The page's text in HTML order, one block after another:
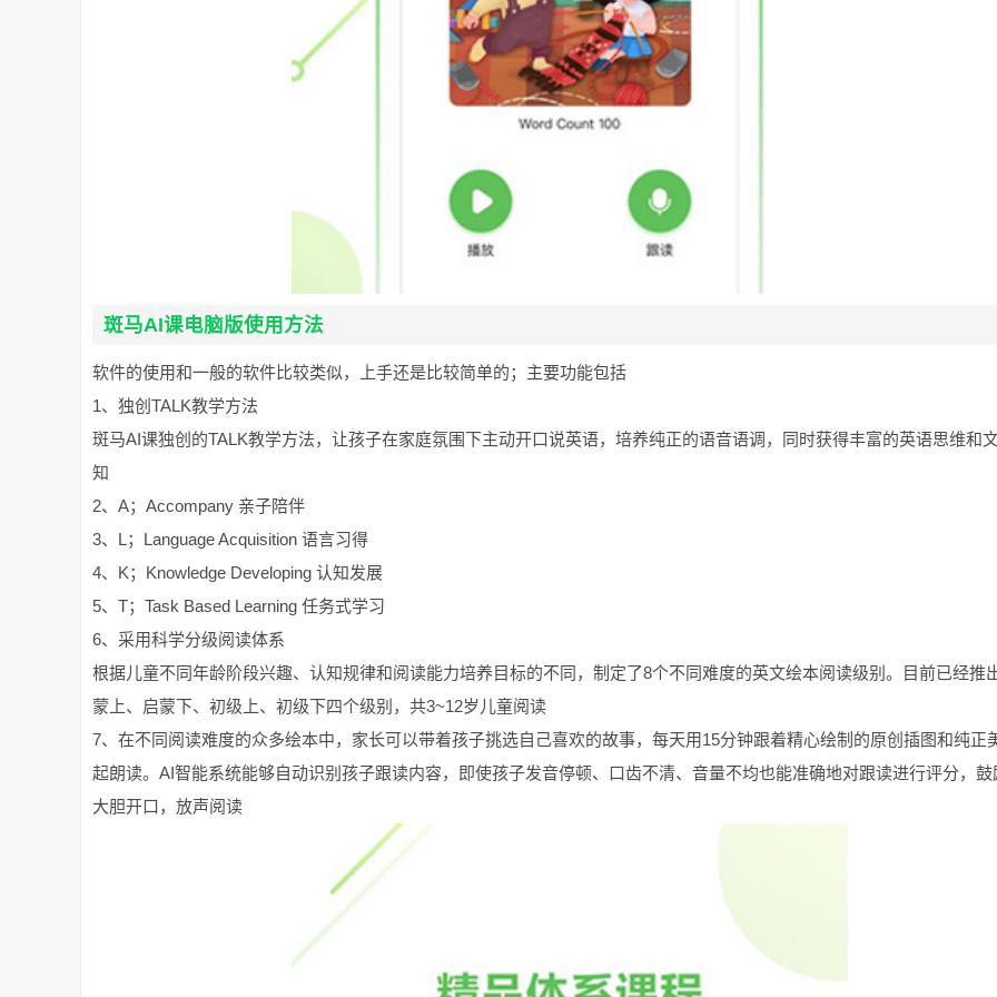
斑马AI课电脑版使用方法
软件的使用和一般的软件比较类似，上手还是比较简单的；主要功能包括
1、独创TALK教学方法
斑马AI课独创的TALK教学方法，让孩子在家庭氛围下主动开口说英语，培养纯正的语音语调，同时获得丰富的英语思维和
知
2、A；Accompany 亲子陪伴
3、L；Language Acquisition 语言习得
4、K；Knowledge Developing 认知发展
5、T；Task Based Learning 任务式学习
6、采用科学分级阅读体系
根据儿童不同年龄阶段兴趣、认知规律和阅读能力培养目标的不同，制定了8个不同难度的英文绘本阅读级别。目前已经推
蒙上、启蒙下、初级上、初级下四个级别，共3~12岁儿童阅读
7、在不同阅读难度的众多绘本中，家长可以带着孩子挑选自己喜欢的故事，每天用15分钟跟着精心绘制的原创插图和纯正
起朗读。AI智能系统能够自动识别孩子跟读内容，即使孩子发音停顿、口齿不清、音量不均也能准确地对跟读进行评分，鼓
大胆开口，放声阅读